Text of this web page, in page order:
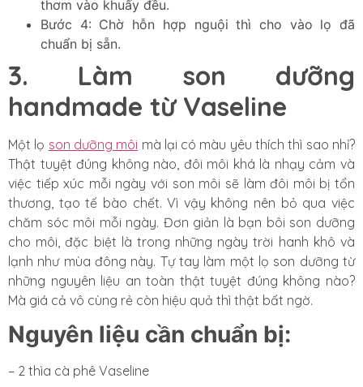
thơm vào khuấy đều.
Bước 4: Chờ hỗn hợp nguội thì cho vào lọ đã
chuẩn bị sẵn.
3. Làm son dưỡng
handmade từ Vaseline
Một lọ son dưỡng môi mà lại có màu yêu thích thì sao nhỉ?
Thật tuyệt đúng không nào, đôi môi khá là nhạy cảm và
việc tiếp xúc mỗi ngày với son môi sẽ làm đôi môi bị tổn
thương, tạo tế bào chết. Vì vậy không nên bỏ qua việc
chăm sóc môi mỗi ngày. Đơn giản là bạn bôi son dưỡng
cho môi, đặc biệt là trong những ngày trời hanh khô và
lạnh như mùa đông này. Tự tay làm một lọ son dưỡng từ
những nguyên liệu an toàn thật tuyệt đúng không nào?
Mà giá cả vô cùng rẻ còn hiệu quả thì thật bất ngờ.
Nguyên liệu cần chuẩn bị:
– 2 thìa cà phê Vaseline